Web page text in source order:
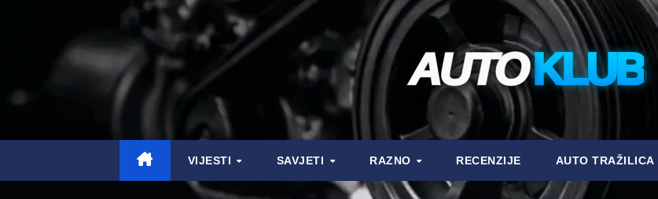
AUTOKLUB
VIJESTI SAVJETI RAZNO RECENZIJE AUTO TRAŽILICA